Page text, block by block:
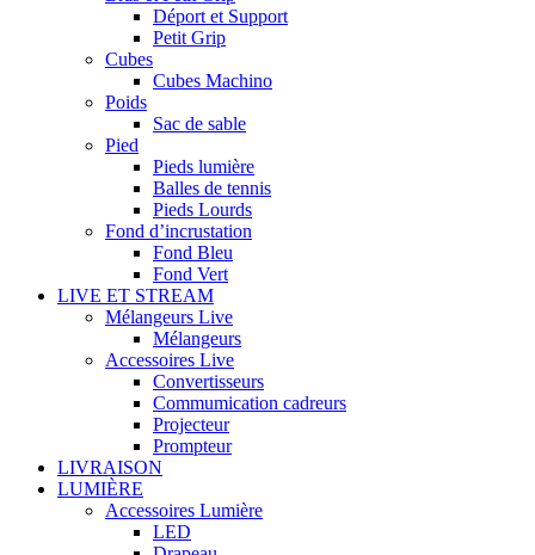
Déport et Support
Petit Grip
Cubes
Cubes Machino
Poids
Sac de sable
Pied
Pieds lumière
Balles de tennis
Pieds Lourds
Fond d’incrustation
Fond Bleu
Fond Vert
LIVE ET STREAM
Mélangeurs Live
Mélangeurs
Accessoires Live
Convertisseurs
Commumication cadreurs
Projecteur
Prompteur
LIVRAISON
LUMIÈRE
Accessoires Lumière
LED